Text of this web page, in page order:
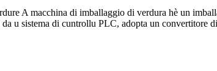
A macchina di imballaggio di verdura hè un
u sistema di cuntrollu PLC, adopta un convertitore